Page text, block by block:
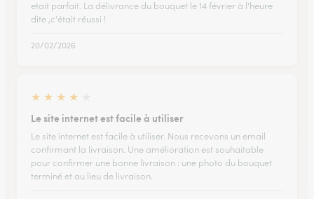
etait parfait. La délivrance du bouquet le 14 février à l'heure
dite ,c'était réussi !
20/02/2026
★ ★ ★ ★
Le site internet est facile à utiliser
Le site internet est facile à utiliser. Nous recevons un email
confirmant la livraison. Une amélioration est souhaitable
pour confirmer une bonne livraison : une photo du bouquet
terminé et au lieu de livraison.